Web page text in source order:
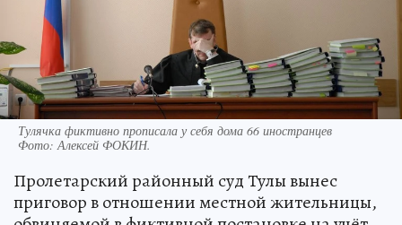
Тулячка фиктивно прописала у себя дома 66 иностранцев
Фото:Алексей ФОКИН.
Пролетарский районный суд Тулы вынес
приговор в отношении местной жительницы,